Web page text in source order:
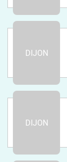
DIJON
DIJON